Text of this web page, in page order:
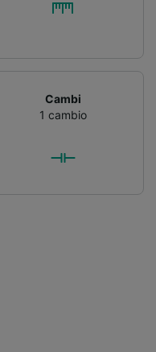
Cambi
1 cambio